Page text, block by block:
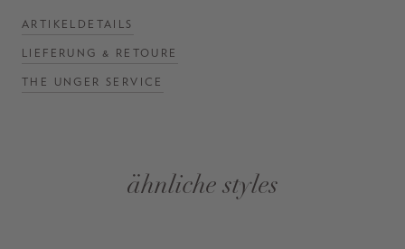
ARTIKELDETAILS
LIEFERUNG & RETOURE
THE UNGER SERVICE
ähnliche styles